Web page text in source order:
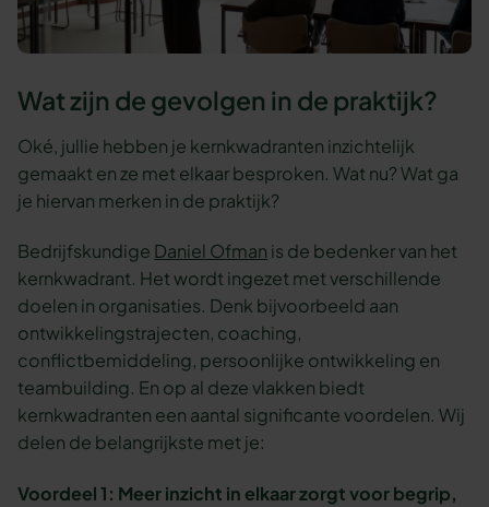
Wat zijn de gevolgen in de praktijk?
Oké, jullie hebben je kernkwadranten inzichtelijk
gemaakt en ze met elkaar besproken. Wat nu? Wat ga
je hiervan merken in de praktijk?
Bedrijfskundige Daniel Ofman is de bedenker van het
kernkwadrant. Het wordt ingezet met verschillende
doelen in organisaties. Denk bijvoorbeeld aan
ontwikkelingstrajecten, coaching,
conflictbemiddeling, persoonlijke ontwikkeling en
teambuilding. En op al deze vlakken biedt
kernkwadranten een aantal significante voordelen. Wij
delen de belangrijkste met je:
Voordeel 1: Meer inzicht in elkaar zorgt voor begrip,